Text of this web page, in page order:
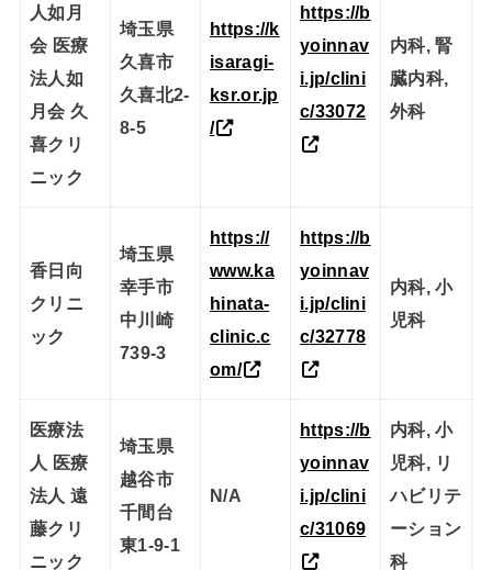
人如月
会 医療
法人如
月会 久
喜クリ
ニック
埼玉県
久喜市
久喜北2-
8-5
https://k
isaragi-
ksr.or.jp
/
https://b
yoinnav
i.jp/clini
c/33072
内科, 腎
臓内科,
外科
香日向
クリニ
ック
埼玉県
幸手市
中川崎
739-3
https://
www.ka
hinata-
clinic.c
om/
https://b
yoinnav
i.jp/clini
c/32778
内科, 小
児科
医療法
人 医療
法人 遠
藤クリ
ニック
埼玉県
越谷市
千間台
東1-9-1
N/A
https://b
yoinnav
i.jp/clini
c/31069
内科, 小
児科, リ
ハビリテ
ーション
科